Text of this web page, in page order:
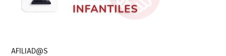
AFILIAD@S